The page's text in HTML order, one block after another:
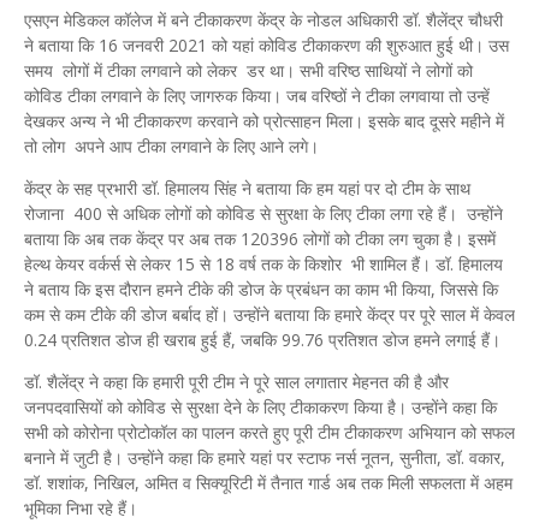
एसएन मेडिकल कॉलेज में बने टीकाकरण केंद्र के नोडल अधिकारी डॉ. शैलेंद्र चौधरी
ने बताया कि 16 जनवरी 2021 को यहां कोविड टीकाकरण की शुरुआत हुई थी। उस
समय लोगों में टीका लगवाने को लेकर डर था। सभी वरिष्ठ साथियों ने लोगों को
कोविड टीका लगवाने के लिए जागरुक किया। जब वरिष्ठों ने टीका लगवाया तो उन्हें
देखकर अन्य ने भी टीकाकरण करवाने को प्रोत्साहन मिला। इसके बाद दूसरे महीने में
तो लोग अपने आप टीका लगवाने के लिए आने लगे।
केंद्र के सह प्रभारी डॉ. हिमालय सिंह ने बताया कि हम यहां पर दो टीम के साथ
रोजाना 400 से अधिक लोगों को कोविड से सुरक्षा के लिए टीका लगा रहे हैं। उन्होंने
बताया कि अब तक केंद्र पर अब तक 120396 लोगों को टीका लग चुका है। इसमें
हेल्थ केयर वर्कर्स से लेकर 15 से 18 वर्ष तक के किशोर भी शामिल हैं। डॉ. हिमालय
ने बताय कि इस दौरान हमने टीके की डोज के प्रबंधन का काम भी किया, जिससे कि
कम से कम टीके की डोज बर्बाद हों। उन्होंने बताया कि हमारे केंद्र पर पूरे साल में केवल
0.24 प्रतिशत डोज ही खराब हुई हैं, जबकि 99.76 प्रतिशत डोज हमने लगाई हैं।
डॉ. शैलेंद्र ने कहा कि हमारी पूरी टीम ने पूरे साल लगातार मेहनत की है और
जनपदवासियों को कोविड से सुरक्षा देने के लिए टीकाकरण किया है। उन्होंने कहा कि
सभी को कोरोना प्रोटोकॉल का पालन करते हुए पूरी टीम टीकाकरण अभियान को सफल
बनाने में जुटी है। उन्होंने कहा कि हमारे यहां पर स्टाफ नर्स नूतन, सुनीता, डॉ. वकार,
डॉ. शशांक, निखिल, अमित व सिक्यूरिटी में तैनात गार्ड अब तक मिली सफलता में अहम
भूमिका निभा रहे हैं।